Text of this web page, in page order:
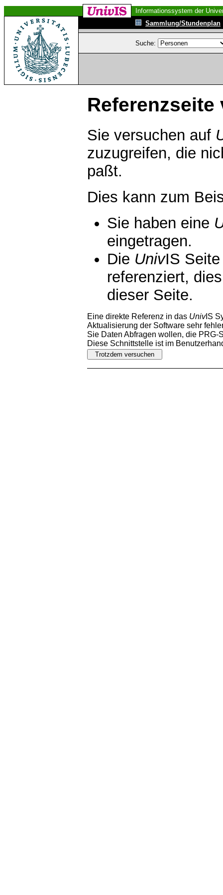
Informationssystem der
Sammlung/Stundenplan
Suche:
Referenzseite
Sie versuchen auf
zuzugreifen, die
paßt.
Dies kann zum
Sie haben eine
eingetragen.
Die UnivIS
referenziert,
dieser Seite.
Eine direkte Referenz in das UnivIS
Aktualisierung der Software sehr
Sie Daten Abfragen wollen, die PRG-
Diese Schnittstelle ist im